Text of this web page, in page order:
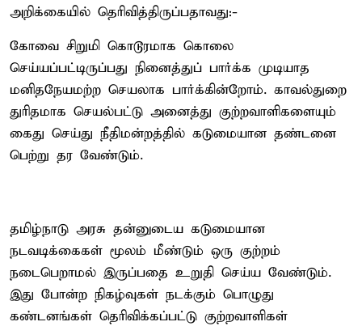
அறிக்கையில் தெரிவித்திருப்பதாவது:-
கோவை சிறுமி கொடூரமாக கொலை
செய்யப்பட்டிருப்பது நினைத்துப் பார்க்க முடியாத
மனிதநேயமற்ற செயலாக பார்க்கின்றோம். காவல்துறை
துரிதமாக செயல்பட்டு அனைத்து குற்றவாளிகளையும்
கைது செய்து நீதிமன்றத்தில் கடுமையான தண்டனை
பெற்று தர வேண்டும்.
தமிழ்நாடு அரசு தன்னுடைய கடுமையான
நடவடிக்கைகள் மூலம் மீண்டும் ஒரு குற்றம்
நடைபெறாமல் இருப்பதை உறுதி செய்ய வேண்டும்.
இது போன்ற நிகழ்வுகள் நடக்கும் பொழுது
கண்டனங்கள் தெரிவிக்கப்பட்டு குற்றவாளிகள்